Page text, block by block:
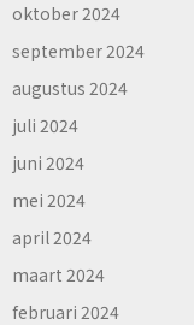
oktober 2024
september 2024
augustus 2024
juli 2024
juni 2024
mei 2024
april 2024
maart 2024
februari 2024